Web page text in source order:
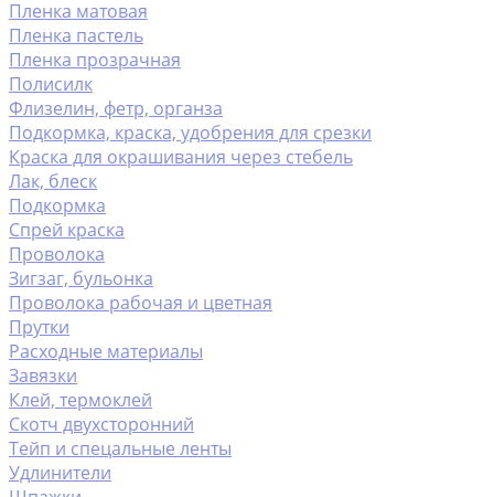
Пленка матовая
Пленка пастель
Пленка прозрачная
Полисилк
Флизелин, фетр, органза
Подкормка, краска, удобрения для срезки
Краска для окрашивания через стебель
Лак, блеск
Подкормка
Спрей краска
Проволока
Зигзаг, бульонка
Проволока рабочая и цветная
Прутки
Расходные материалы
Завязки
Клей, термоклей
Скотч двухсторонний
Тейп и спецальные ленты
Удлинители